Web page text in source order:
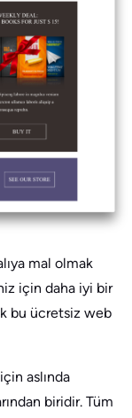
mal olmak
için daha iyi bir
bu ücretsiz web
aslında
biridir. Tüm